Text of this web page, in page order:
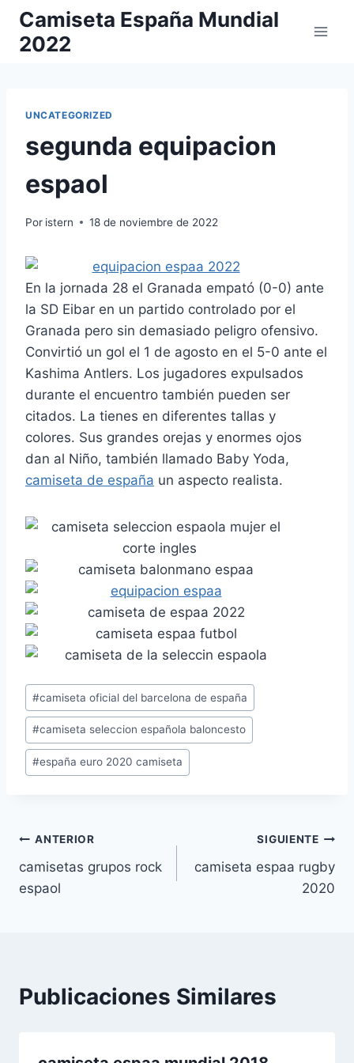
Saltar
contenido
Camiseta España Mundial
2022
UNCATEGORIZED
segunda equipacion
espaol
Por istern 18 de noviembre de 2022
En la jornada 28 el Granada empató (0-0) ante
la SD Eibar en un partido controlado por el
Granada pero sin demasiado peligro ofensivo.
Convirtió un gol el 1 de agosto en el 5-0 ante el
Kashima Antlers. Los jugadores expulsados
durante el encuentro también pueden ser
citados. La tienes en diferentes tallas y
colores. Sus grandes orejas y enormes ojos
dan al Niño, también llamado Baby Yoda,
camiseta de españa un aspecto realista.
Etiquetas
de
la
entrada:
#camiseta oficial del barcelona de españa
#camiseta seleccion española baloncesto
#españa euro 2020 camiseta
Navegación
de
ANTERIOR
camisetas grupos rock
espaol
SIGUIENTE
camiseta espaa rugby
2020
Publicaciones Similares